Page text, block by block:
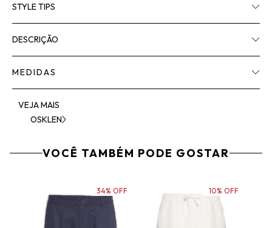
STYLE TIPS
DESCRIÇÃO
MEDIDAS
VEJA MAIS
OSKLEN
VOCÊ TAMBÉM PODE GOSTAR
34% OFF 10% OFF